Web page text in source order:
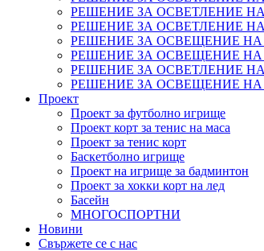
РЕШЕНИЕ ЗА ОСВЕТЛЕНИЕ
РЕШЕНИЕ ЗА ОСВЕТЛЕНИЕ
РЕШЕНИЕ ЗА ОСВЕЩЕНИЕ НА
РЕШЕНИЕ ЗА ОСВЕЩЕНИЕ НА
РЕШЕНИЕ ЗА ОСВЕТЛЕНИЕ
РЕШЕНИЕ ЗА ОСВЕЩЕНИЕ
Проект
Проект за футболно игрище
Проект корт за тенис на маса
Проект за тенис корт
Баскетболно игрище
Проект на игрище за бадминтон
Проект за хокки корт на лед
Басейн
МНОГОСПОРТНИ
Новини
Свържете се с нас